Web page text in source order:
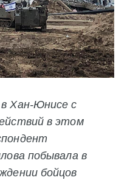
Хан-Юнисе с
в этом
побывала в
бойцов